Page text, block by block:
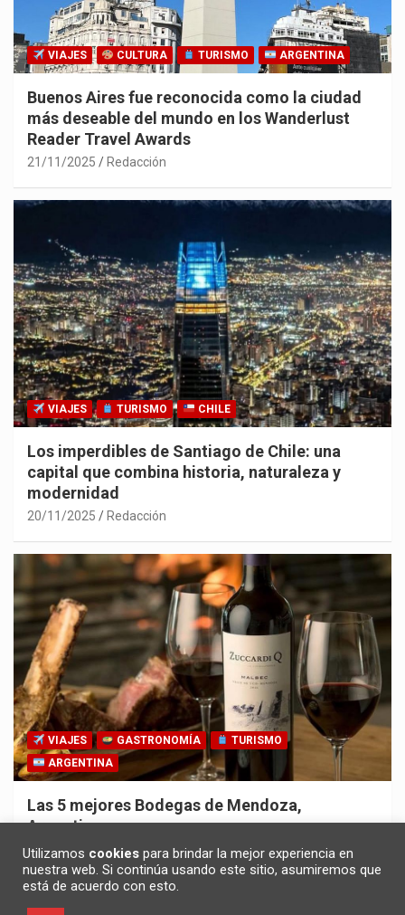
VIAJES CULTURA TURISMO ARGENTINA
Buenos Aires fue reconocida como la ciudad
más deseable del mundo en los Wanderlust
Reader Travel Awards
21/11/2025 Redacción
VIAJES TURISMO CHILE
Los imperdibles de Santiago de Chile: una
capital que combina historia, naturaleza y
modernidad
20/11/2025 Redacción
VIAJES GASTRONOMÍA
TURISMO
ARGENTINA
Las 5 mejores Bodegas de Mendoza,
Argentina
30/10/2025 Redacción
Utilizamos cookies para brindar la mejor experiencia en
nuestra web. Si continúa usando este sitio, asumiremos que
está de acuerdo con esto.